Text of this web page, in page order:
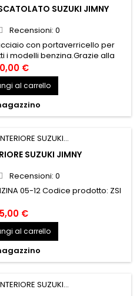
SUZUKI JIMNY
Recensioni: 0
con portaverricello per
i modelli benzina.Grazie alla
rialzata permette di
ed un aumento dell’angolo di
imbullonata, facilmente
la macchina presenta un body
ed...
€
al carrello
SUZUKI JIMNY
Recensioni: 0
05-12 Codice prodotto: ZSI
€
al carrello